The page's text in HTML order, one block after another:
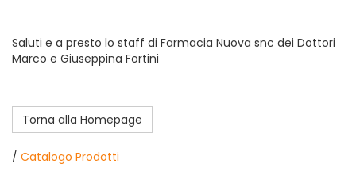
Saluti e a presto lo staff di Farmacia Nuova snc dei Dottori
Marco e Giuseppina Fortini
Torna alla Homepage
/ Catalogo Prodotti